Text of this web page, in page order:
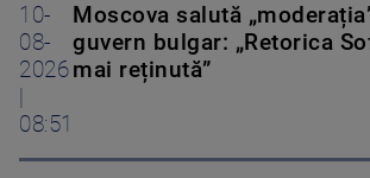
10-
08-
2026
|
08:51
Moscova salută
guvern bulgar: „Retorica
mai reținută”